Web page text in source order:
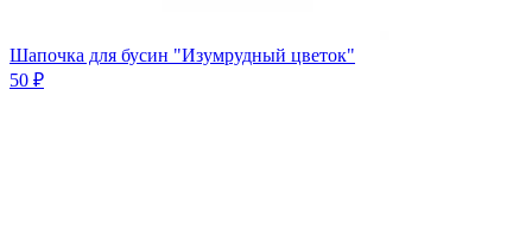
Шапочка для бусин "Изумрудный цветок"
50 ₽